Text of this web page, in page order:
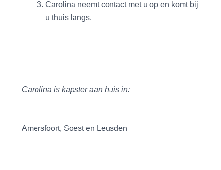
Carolina neemt contact met u op en komt bij
u thuis langs.
Carolina is kapster aan huis in:
Amersfoort, Soest en Leusden